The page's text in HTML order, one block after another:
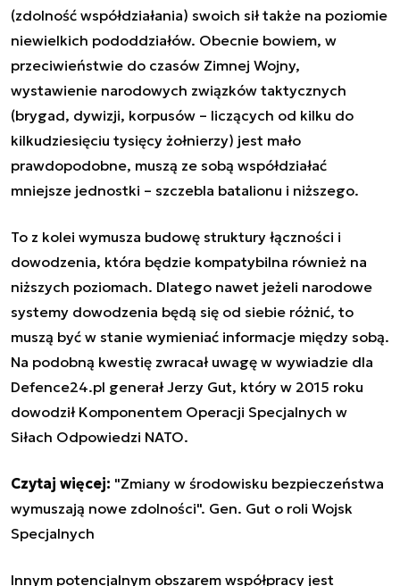
(zdolność współdziałania) swoich sił także na poziomie
niewielkich pododdziałów. Obecnie bowiem, w
przeciwieństwie do czasów Zimnej Wojny,
wystawienie narodowych związków taktycznych
(brygad, dywizji, korpusów – liczących od kilku do
kilkudziesięciu tysięcy żołnierzy) jest mało
prawdopodobne, muszą ze sobą współdziałać
mniejsze jednostki – szczebla batalionu i niższego.
To z kolei wymusza budowę struktury łączności i
dowodzenia, która będzie kompatybilna również na
niższych poziomach. Dlatego nawet jeżeli narodowe
systemy dowodzenia będą się od siebie różnić, to
muszą być w stanie wymieniać informacje między sobą.
Na podobną kwestię zwracał uwagę w wywiadzie dla
Defence24.pl generał Jerzy Gut, który w 2015 roku
dowodził Komponentem Operacji Specjalnych w
Siłach Odpowiedzi NATO.
Czytaj więcej: "Zmiany w środowisku bezpieczeństwa
wymuszają nowe zdolności". Gen. Gut o roli Wojsk
Specjalnych
Innym potencjalnym obszarem współpracy jest